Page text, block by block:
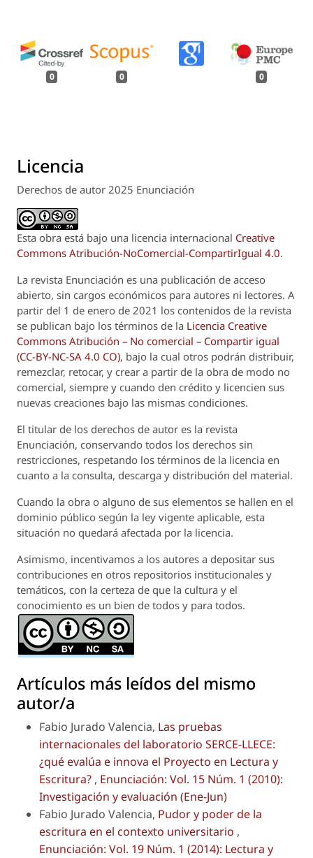
0 0 0
Licencia
Derechos de autor 2025 Enunciación
Esta obra está bajo una licencia internacional Creative
Commons Atribución-NoComercial-CompartirIgual 4.0.
La revista Enunciación es una publicación de acceso
abierto, sin cargos económicos para autores ni lectores. A
partir del 1 de enero de 2021 los contenidos de la revista
se publican bajo los términos de la Licencia Creative
Commons Atribución – No comercial – Compartir igual
(CC-BY-NC-SA 4.0 CO), bajo la cual otros podrán distribuir,
remezclar, retocar, y crear a partir de la obra de modo no
comercial, siempre y cuando den crédito y licencien sus
nuevas creaciones bajo las mismas condiciones.
El titular de los derechos de autor es la revista
Enunciación, conservando todos los derechos sin
restricciones, respetando los términos de la licencia en
cuanto a la consulta, descarga y distribución del material.
Cuando la obra o alguno de sus elementos se hallen en el
dominio público según la ley vigente aplicable, esta
situación no quedará afectada por la licencia.
Asimismo, incentivamos a los autores a depositar sus
contribuciones en otros repositorios institucionales y
temáticos, con la certeza de que la cultura y el
conocimiento es un bien de todos y para todos.
Artículos más leídos del mismo
autor/a
Fabio Jurado Valencia, Las pruebas
internacionales del laboratorio SERCE-LLECE:
¿qué evalúa e innova el Proyecto en Lectura y
Escritura? , Enunciación: Vol. 15 Núm. 1 (2010):
Investigación y evaluación (Ene-Jun)
Fabio Jurado Valencia, Pudor y poder de la
escritura en el contexto universitario ,
Enunciación: Vol. 19 Núm. 1 (2014): Lectura y